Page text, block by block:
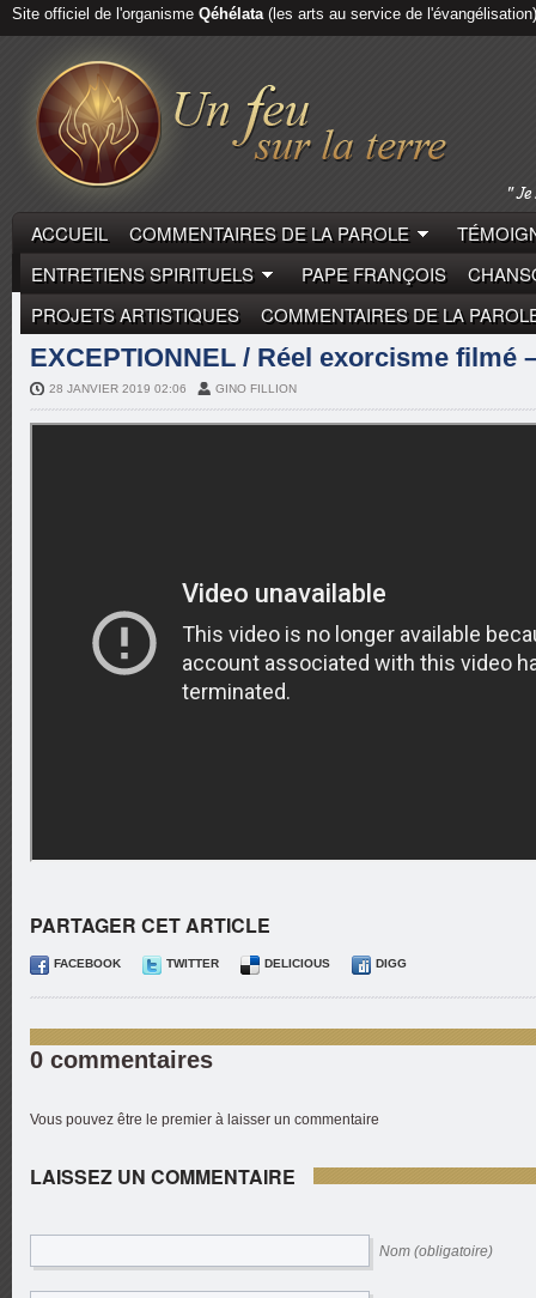
Site officiel de l'organisme Qéhélata(les arts au service de l'évangélisation)
ACCUEIL COMMENTAIRES DE LA PAROLE
ENTRETIENS SPIRITUELS
PAPE FRANÇOIS
PROJETS ARTISTIQUES
COMMENTAIRES DE LA
REPORTAGES
EXCEPTIONNEL / Réel exorcisme filmé
28 JANVIER 2019 02:06 GINO FILLION
PARTAGER CET ARTICLE
FACEBOOK TWITTER DELICIOUS DIGG
0 commentaires
Vous pouvez être le premier à laisser un commentaire
LAISSEZ UN COMMENTAIRE
Nom (obligatoire)